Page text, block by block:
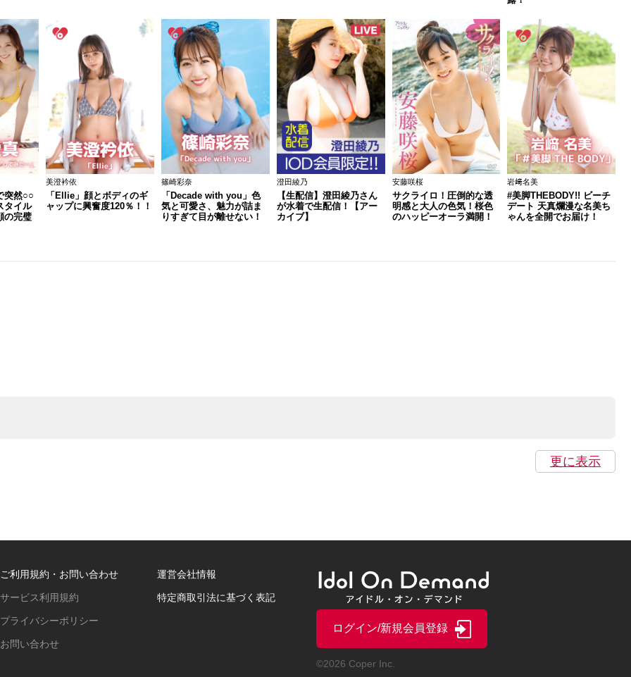
突然○○
タイル
の完璧
美澄衿依
「Ellie」顔とボディのギ
ャップに興奮度120％！！
篠崎彩奈
「Decade with you」色
気と可愛さ、魅力が詰ま
りすぎて目が離せない！
澄田綾乃
【生配信】澄田綾乃さん
が水着で生配信！【アー
カイブ】
安藤咲桜
サクライロ！圧倒的な透
明感と大人の色気！桜色
のハッピーオーラ満開！
岩﨑名美
#美脚THEBODY!! ビーチ
デート 天真爛漫な名美ち
ゃんを全開でお届け！
更に表示
ご利用規約・お問い合わせ
サービス利用規約
プライバシーポリシー
お問い合わせ
運営会社情報
特定商取引法に基づく表記
ログイン/新規会員登録
©2026 Coper Inc.